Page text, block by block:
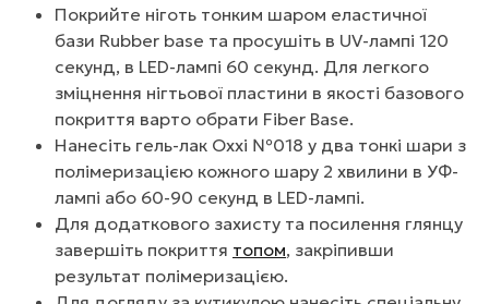
Покрийте ніготь тонким шаром еластичної
бази Rubber base та просушіть в UV-лампі 120
секунд, в LED-лампі 60 секунд. Для легкого
зміцнення нігтьової пластини в якості базового
покриття варто обрати Fiber Base.
Нанесіть гель-лак Oxxi №018 у два тонкі шари з
полімеризацією кожного шару 2 хвилини в УФ-
лампі або 60-90 секунд в LED-лампі.
Для додаткового захисту та посилення глянцу
завершіть покриття топом, закріпивши
результат полімеризацією.